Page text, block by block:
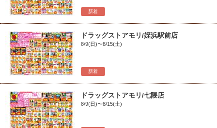
新着
新着
ドラッグストアモリ/姪浜駅前店
8/9(日)〜8/15(土)
ドラッグストアモリ/七隈店
8/9(日)〜8/15(土)